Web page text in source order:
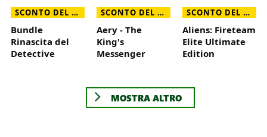
SCONTO DEL 90%
Bundle
Rinascita del
Detective
SCONTO DEL 30%
Aery - The
King's
Messenger
SCONTO DEL 70%
Aliens: Fireteam
Elite Ultimate
Edition
MOSTRA ALTRO